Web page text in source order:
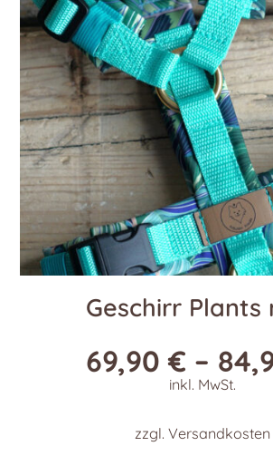
Geschirr Plants
69,90€ –
inkl. MwSt.
zzgl. Versandkosten